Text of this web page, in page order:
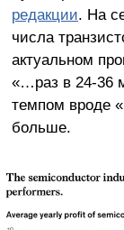
редакции. На
числа
актуальном
«…раз в 24-36
темпом вроде
больше.